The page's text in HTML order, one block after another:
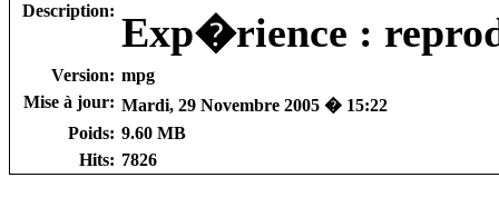
Description: Exp�rience :
Version: mpg
Mise à jour: Mardi, 29 Novembre 2005 � 15:22
Poids: 9.60 MB
Hits: 7826